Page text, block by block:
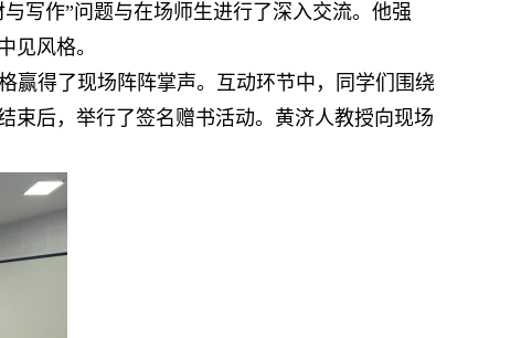
写作”问题与在场师生进行了深入交流。他强
见风格。
赢得了现场阵阵掌声。互动环节中，同学们围绕
束后，举行了签名赠书活动。黄济人教授向现场